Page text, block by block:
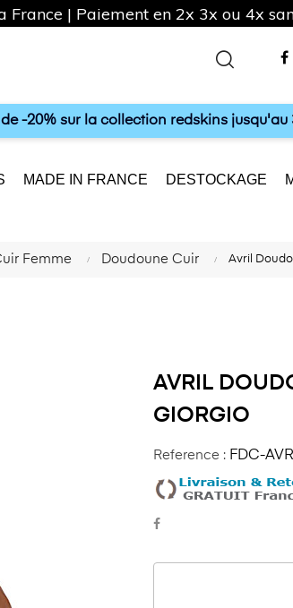
-20% sur la collection redskins jusqu'au
MADE IN FRANCE DESTOCKAGE
Femme Doudoune Cuir Avril
AVRIL
GIORGIO
Reference : FDC-
France | Paiement en 2x 3x ou 4x